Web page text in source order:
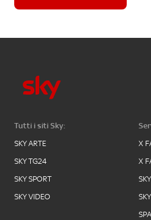
Tutti i siti Sky:
SKY ARTE
SKY TG24
SKY SPORT
SKY VIDEO
X
X